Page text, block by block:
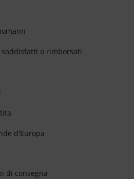
o rimborsati
d'Europa
di consegna